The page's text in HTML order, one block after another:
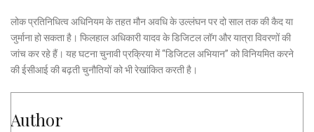
लोक प्रतिनिधित्व अधिनियम के तहत मौन अवधि के उल्लंघन पर दो साल तक की कैद या
जुर्माना हो सकता है। फिलहाल अधिकारी यादव के डिजिटल लॉग और यात्रा विवरणों की
जांच कर रहे हैं। यह घटना चुनावी प्रक्रिया में “डिजिटल अभियान” को विनियमित करने
की ईसीआई की बढ़ती चुनौतियों को भी रेखांकित करती है।
Author